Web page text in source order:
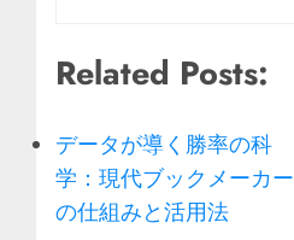
Related Posts:
データが導く勝率の科
学：現代ブックメーカー
の仕組みと活用法